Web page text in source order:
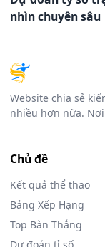
nhìn chuyên sâu
Website chia sẻ
nhiều hơn nữa.
Chủ đề
Kết quả thể thao
Bảng Xếp Hạng
Top Bàn Thắng